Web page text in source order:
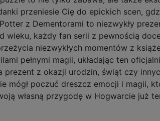
przeniesie Cię do epickich scen,
z Dementorami to niezwykły
wieku, każdy fan serii z pewnością
niezwykłych momentów z
pełnymi magii, układając ten
prezent z okazji urodzin, świąt czy
mógł poczuć dreszcz emocji i magii,
własną przygodę w Hogwarcie już